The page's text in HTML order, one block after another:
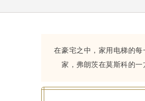
在豪宅之中，家用电梯的
家，弗朗茨在莫斯科的一